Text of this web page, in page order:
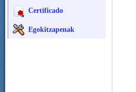
Certificado
Egokitzapenak